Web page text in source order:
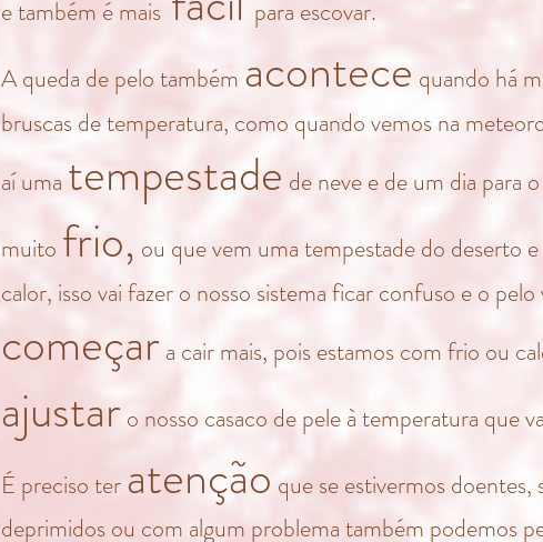
e também é mais
para escovar.
A queda de pelo também acontece quando há
bruscas de temperatura, como quando vemos na
aí uma tempestade de neve e de um dia para
muito frio, ou que vem uma tempestade do deserto
calor, isso vai fazer o nosso sistema ficar confuso e o pelo
começara cair mais, pois estamos com frio ou
ajustaro nosso casaco de pele à temperatura que
É preciso teratenção que se estivermos doentes,
deprimidos ou com algum problema também podemos